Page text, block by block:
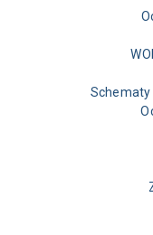
Schematy